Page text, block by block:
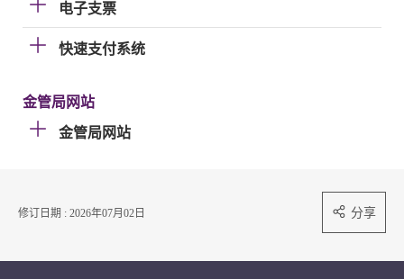
电子支票
快速支付系统
金管局网站
金管局网站
修订日期 : 2026年07月02日 分享